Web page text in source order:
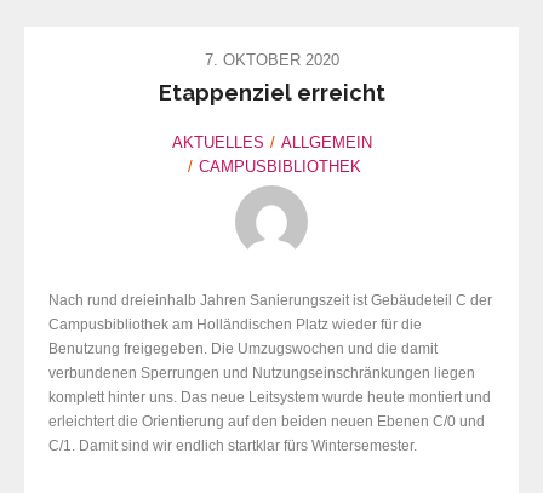
7. OKTOBER 2020
Etappenziel erreicht
AKTUELLES
ALLGEMEIN
CAMPUSBIBLIOTHEK
Nach rund dreieinhalb Jahren Sanierungszeit ist Gebäudeteil C der
Campusbibliothek am Holländischen Platz wieder für die
Benutzung freigegeben. Die Umzugswochen und die damit
verbundenen Sperrungen und Nutzungseinschränkungen liegen
komplett hinter uns. Das neue Leitsystem wurde heute montiert und
erleichtert die Orientierung auf den beiden neuen Ebenen C/0 und
C/1. Damit sind wir endlich startklar fürs Wintersemester.